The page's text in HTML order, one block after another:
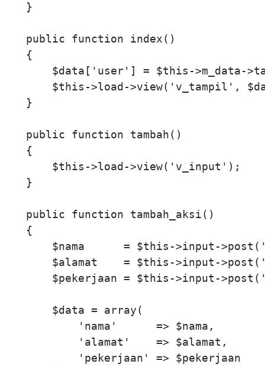
    }
    public function index()
    {
$data['user'] = $this->m_data-
$this->load->view('v_tampil',
    }
    public function tambah()
    {
        $this->load->view('v_input');
    }
    public function tambah_aksi()
    {
$nama      = $this->input-
$alamat    = $this->input-
$pekerjaan = $this->input-
        $data = array(
            'nama'      => $nama,
            'alamat'    => $alamat,
            'pekerjaan' => $pekerjaan